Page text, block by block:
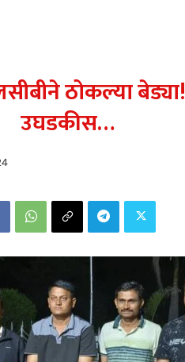
ठोकल्या
उघडकीस…